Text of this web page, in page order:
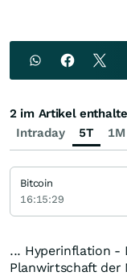
... Hyperinflation -
Planwirtschaft der
Intraday 5T 1M
2 im Artikel
Bitcoin
16:15:29